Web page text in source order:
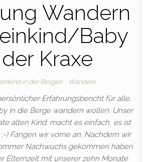
Wandern
Baby
Kraxe
in der Bergen Wandern
Erfahrungsbericht für alle,
in die Berge wandern wollen. Unser
alten Kind: macht es einfach, es ist
) Fangen wir vorne an. Nachdem wir
Nachwuchs gekommen haben
Elternzeit mit unserer zehn Monate